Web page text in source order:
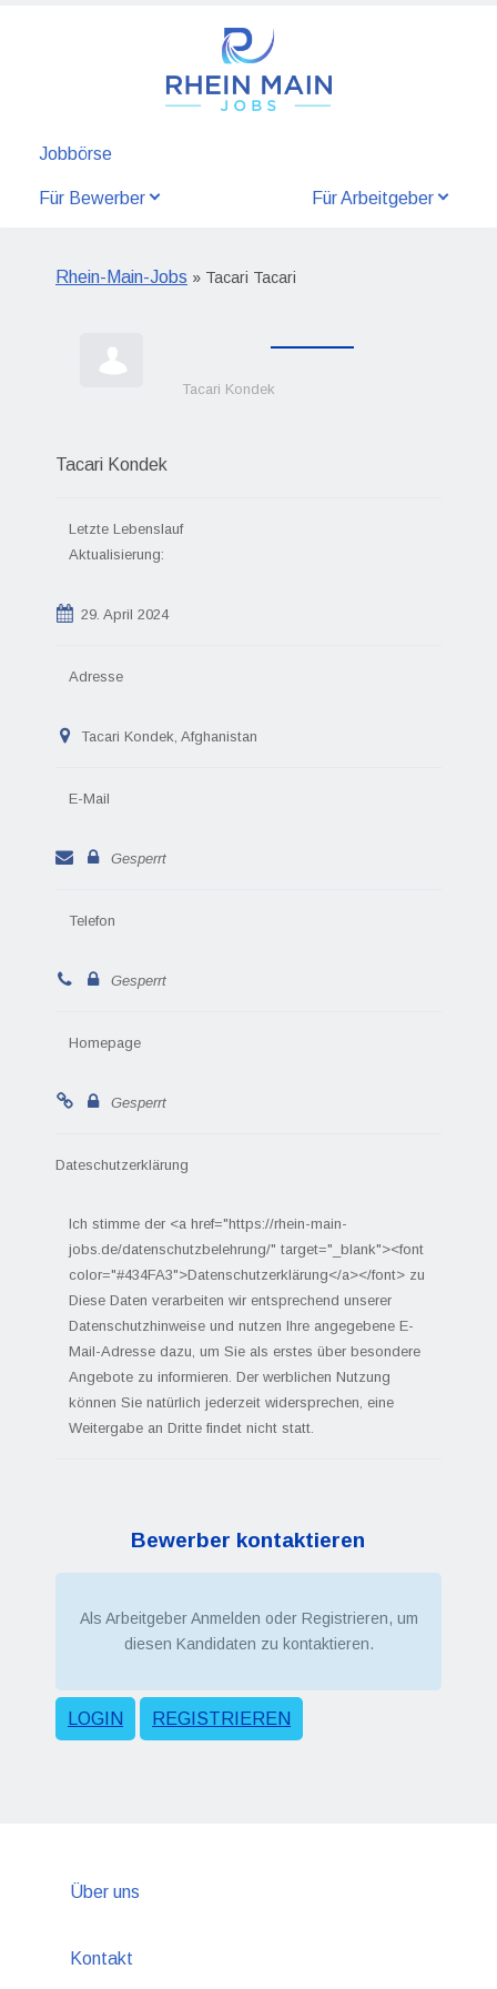
Jobbörse
Für Bewerber Für Arbeitgeber
Rhein-Main-Jobs » Tacari Tacari
Tacari Kondek
Tacari Kondek
Letzte Lebenslauf
Aktualisierung:
29. April 2024
Adresse
Tacari Kondek, Afghanistan
E-Mail
Gesperrt
Telefon
Gesperrt
Homepage
Gesperrt
Dateschutzerklärung
Ich stimme der <a href="https://rhein-main-
jobs.de/datenschutzbelehrung/" target="_blank"><font
color="#434FA3">Datenschutzerklärung</a></font> zu
Diese Daten verarbeiten wir entsprechend unserer
Datenschutzhinweise und nutzen Ihre angegebene E-
Mail-Adresse dazu, um Sie als erstes über besondere
Angebote zu informieren. Der werblichen Nutzung
können Sie natürlich jederzeit widersprechen, eine
Weitergabe an Dritte findet nicht statt.
Bewerber kontaktieren
Als Arbeitgeber Anmelden oder Registrieren, um
diesen Kandidaten zu kontaktieren.
LOGIN REGISTRIEREN
Über uns
Kontakt